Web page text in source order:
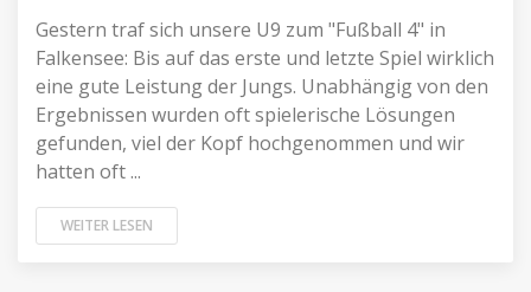
Gestern traf sich unsere U9 zum "Fußball 4" in
Falkensee: Bis auf das erste und letzte Spiel wirklich
eine gute Leistung der Jungs. Unabhängig von den
Ergebnissen wurden oft spielerische Lösungen
gefunden, viel der Kopf hochgenommen und wir
hatten oft ...
WEITER LESEN